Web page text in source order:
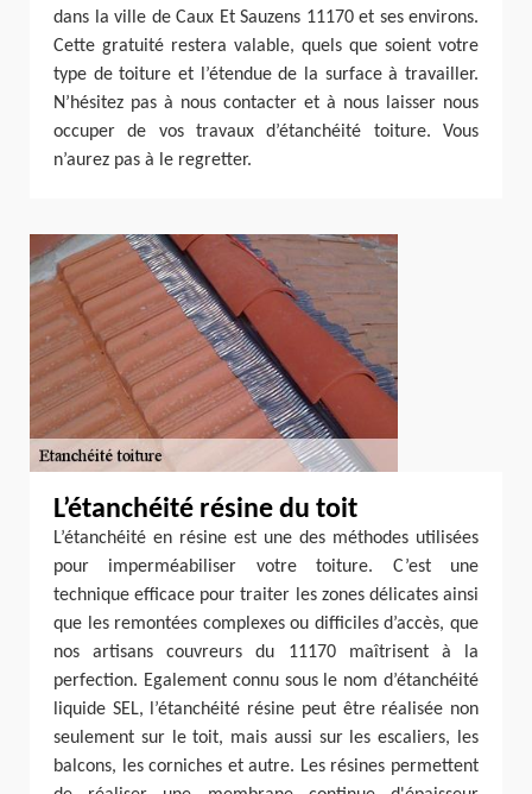
dans la ville de Caux Et Sauzens 11170 et ses environs.
Cette gratuité restera valable, quels que soient votre
type de toiture et l’étendue de la surface à travailler.
N’hésitez pas à nous contacter et à nous laisser nous
occuper de vos travaux d’étanchéité toiture. Vous
n’aurez pas à le regretter.
L’étanchéité résine du toit
L’étanchéité en résine est une des méthodes utilisées
pour imperméabiliser votre toiture. C’est une
technique efficace pour traiter les zones délicates ainsi
que les remontées complexes ou difficiles d’accès, que
nos artisans couvreurs du 11170 maîtrisent à la
perfection. Egalement connu sous le nom d’étanchéité
liquide SEL, l’étanchéité résine peut être réalisée non
seulement sur le toit, mais aussi sur les escaliers, les
balcons, les corniches et autre. Les résines permettent